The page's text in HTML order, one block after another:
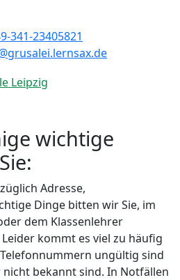
341-23405821
wichtige
Adresse,
Dinge bitten wir Sie, im
dem Klassenlehrer
kommt es viel zu häufig
ungültig sind
bekannt sind. In Notfällen